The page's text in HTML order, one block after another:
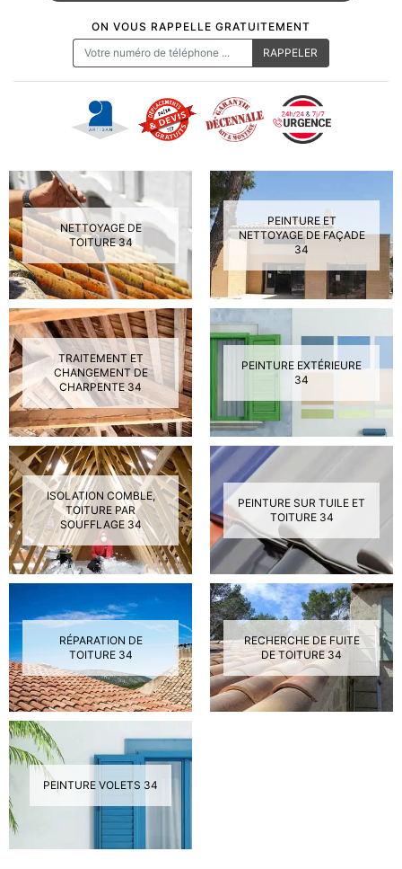
ON VOUS RAPPELLE GRATUITEMENT
NETTOYAGE DE
TOITURE 34
PEINTURE ET
NETTOYAGE DE FAÇADE
34
TRAITEMENT ET
CHANGEMENT DE
CHARPENTE 34
PEINTURE EXTÉRIEURE
34
ISOLATION COMBLE,
TOITURE PAR
SOUFFLAGE 34
PEINTURE SUR TUILE ET
TOITURE 34
RÉPARATION DE
TOITURE 34
RECHERCHE DE FUITE
DE TOITURE 34
PEINTURE VOLETS 34